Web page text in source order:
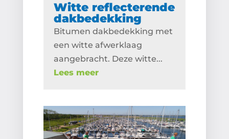
Witte reflecterende
dakbedekking
Bitumen dakbedekking met
een witte afwerklaag
aangebracht. Deze witte...
Lees meer